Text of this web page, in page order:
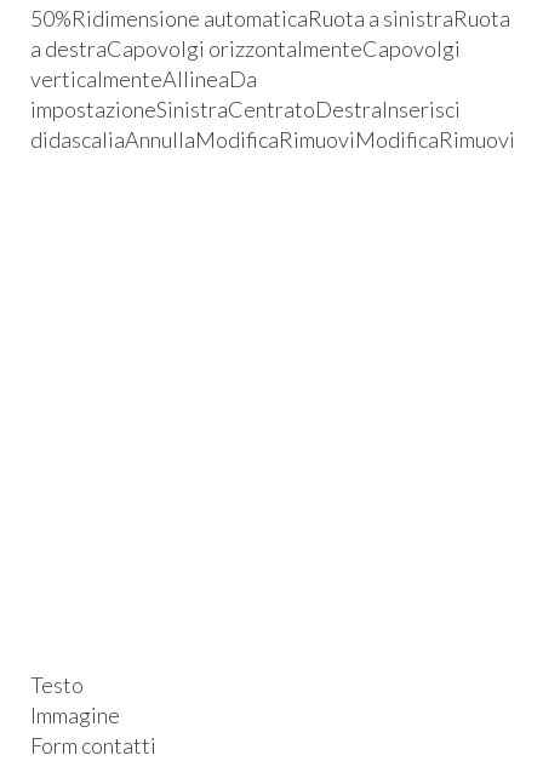
50%Ridimensione automaticaRuota a sinistraRuota
a destraCapovolgi orizzontalmenteCapovolgi
verticalmenteAllineaDa
impostazioneSinistraCentratoDestraInserisci
didascaliaAnnullaModificaRimuoviModificaRimuovi
Testo
Immagine
Form contatti